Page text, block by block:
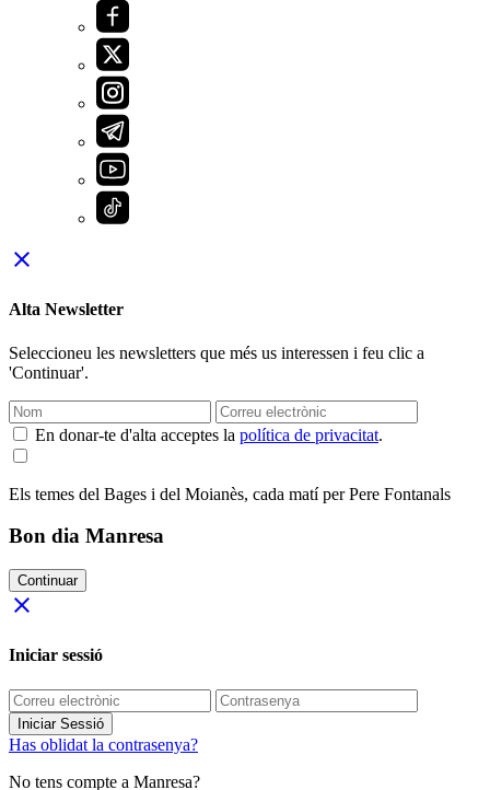
close
Alta Newsletter
Seleccioneu les newsletters que més us interessen i feu clic a
'Continuar'.
En donar-te d'alta acceptes la política de privacitat.
Els temes del Bages i del Moianès, cada matí per Pere Fontanals
Bon dia Manresa
Continuar
close
Iniciar sessió
Iniciar Sessió
Has oblidat la contrasenya?
No tens compte a Manresa?